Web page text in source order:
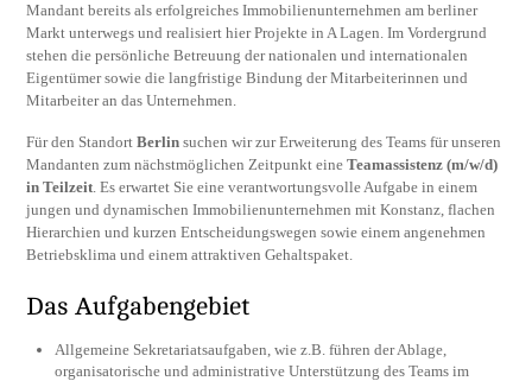
Mandant bereits als erfolgreiches Immobilienunternehmen am berliner
Markt unterwegs und realisiert hier Projekte in A Lagen. Im Vordergrund
stehen die persönliche Betreuung der nationalen und internationalen
Eigentümer sowie die langfristige Bindung der Mitarbeiterinnen und
Mitarbeiter an das Unternehmen.
Für den StandortBerlin suchen wir zur Erweiterung des Teams für unseren
Mandanten zum nächstmöglichen Zeitpunkt eineTeamassistenz (m/w/d)
in Teilzeit . Es erwartet Sie eine verantwortungsvolle Aufgabe in einem
jungen und dynamischen Immobilienunternehmen mit Konstanz, flachen
Hierarchien und kurzen Entscheidungswegen sowie einem angenehmen
Betriebsklima und einem attraktiven Gehaltspaket.
Das Aufgabengebiet
Allgemeine Sekretariatsaufgaben, wie z.B. führen der Ablage,
organisatorische und administrative Unterstützung des Teams im